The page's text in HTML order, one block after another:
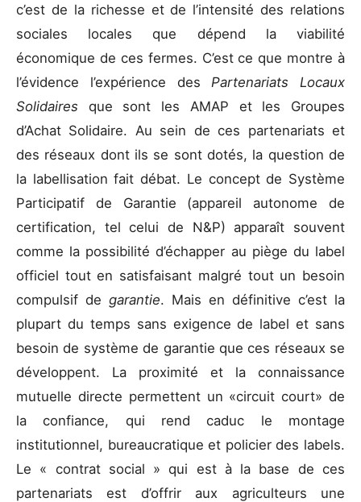
c’est de la richesse et de l’intensité des relations
sociales locales que dépend la viabilité
économique de ces fermes. C’est ce que montre à
l’évidence l’expérience des Partenariats Locaux
Solidaires que sont les AMAP et les Groupes
d’Achat Solidaire. Au sein de ces partenariats et
des réseaux dont ils se sont dotés, la question de
la labellisation fait débat. Le concept de Système
Participatif de Garantie (appareil autonome de
certification, tel celui de N&P) apparaît souvent
comme la possibilité d’échapper au piège du label
officiel tout en satisfaisant malgré tout un besoin
compulsif de garantie. Mais en définitive c’est la
plupart du temps sans exigence de label et sans
besoin de système de garantie que ces réseaux se
développent. La proximité et la connaissance
mutuelle directe permettent un «circuit court» de
la confiance, qui rend caduc le montage
institutionnel, bureaucratique et policier des labels.
Le « contrat social » qui est à la base de ces
partenariats est d’offrir aux agriculteurs une